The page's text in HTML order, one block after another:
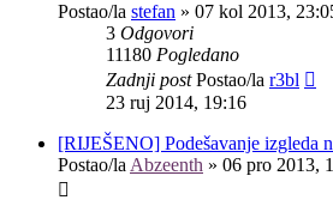
Postao/la stefan » 07 kol 2013,
3 Odgovori
11180 Pogledano
Zadnji postPostao/la r3bl
23 ruj 2014, 19:16
[RIJEŠENO] Podešavanje izgleda
Postao/la Abzeenth » 06 pro 2013,